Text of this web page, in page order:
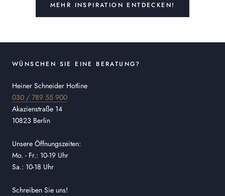
MEHR INSPIRATION ENTDECKEN!
WÜNSCHEN SIE EINE BERATUNG?
Heiner Schneider Hotline
030 / 789 55 900
Akazienstraße 14
10823 Berlin
Unsere Öffnungszeiten:
Mo. - Fr.: 10-19 Uhr
Sa.: 10-18 Uhr
Schreiben Sie uns!